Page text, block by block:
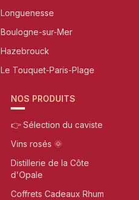
Longuenesse
Boulogne-sur-Mer
Hazebrouck
Le Touquet-Paris-Plage
NOS PRODUITS
👉 Sélection du caviste
Vins rosés 🌞
Distillerie de la Côte
d'Opale
Coffrets Cadeaux Rhum